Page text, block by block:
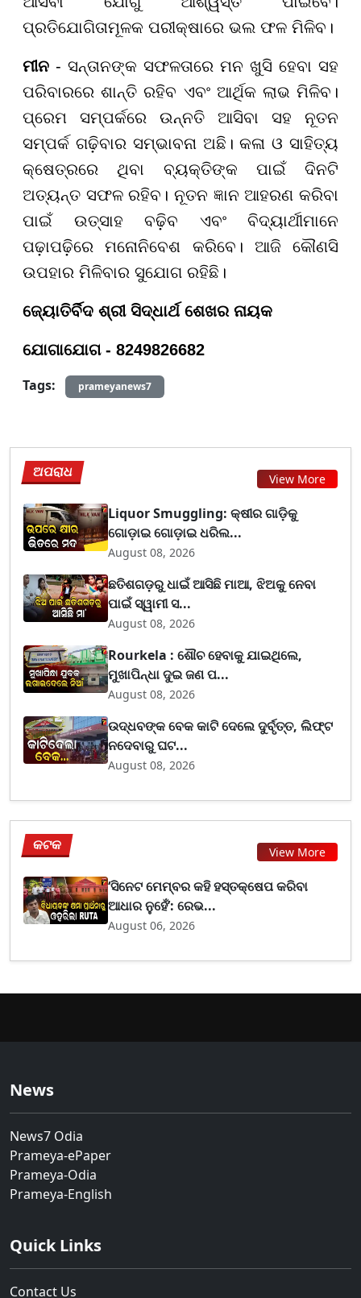
ପ୍ରତିଯୋଗିତାମୂଳକ ପରୀକ୍ଷାରେ ଭଲ ଫଳ ମିଳିବ।
ମୀନ - ସନ୍ତାନଙ୍କ ସଫଳତାରେ ମନ ଖୁସି ହେବା ସହ
ପରିବାରରେ ଶାନ୍ତି ରହିବ ଏବଂ ଆର୍ଥିକ ଲାଭ ମିଳିବ।
ପ୍ରେମ ସମ୍ପର୍କରେ ଉନ୍ନତି ଆସିବା ସହ ନୂତନ
ସମ୍ପର୍କ ଗଢ଼ିବାର ସମ୍ଭାବନା ଅଛି। କଳା ଓ ସାହିତ୍ୟ
କ୍ଷେତ୍ରରେ ଥିବା ବ୍ୟକ୍ତିଙ୍କ ପାଇଁ ଦିନଟି
ଅତ୍ୟନ୍ତ ସଫଳ ରହିବ। ନୂତନ ଜ୍ଞାନ ଆହରଣ କରିବା
ପାଇଁ ଉତ୍ସାହ ବଢ଼ିବ ଏବଂ ବିଦ୍ୟାର୍ଥୀମାନେ
ପଢ଼ାପଢ଼ିରେ ମନୋନିବେଶ କରିବେ। ଆଜି କୌଣସି
ଉପହାର ମିଳିବାର ସୁଯୋଗ ରହିଛି।
ଜ୍ୟୋତିର୍ବିଦ ଶ୍ରୀ ସିଦ୍ଧାର୍ଥ ଶେଖର ନାୟକ
ଯୋଗାଯୋଗ - 8249826682
Tags:
prameyanews7
ଅପରାଧ View More
Liquor Smuggling: କ୍ଷୀର ଗାଡ଼ିକୁ
ଗୋଡ଼ାଇ ଗୋଡ଼ାଇ ଧରିଲ...
August 08, 2026
ଛତିଶଗଡ଼ରୁ ଧାଇଁ ଆସିଛି ମାଆ, ଝିଅକୁ ନେବା
ପାଇଁ ସ୍ୱାମୀ ସ...
August 08, 2026
Rourkela : ଶୌଚ ହେବାକୁ ଯାଇଥିଲେ,
ମୁଖାପିନ୍ଧା ଦୁଇ ଜଣ ପ...
August 08, 2026
ଉଦ୍ଧବଙ୍କ ବେକ କାଟି ଦେଲେ ଦୁର୍ବୃତ୍ତ, ଲିଫ୍ଟ
ନଦେବାରୁ ଘଟ...
August 08, 2026
କଟକ View More
‘ସିନେଟ ମେମ୍ବର କହି ହସ୍ତକ୍ଷେପ କରିବା
ଆଧାର ନୁହେଁ’: ରେଭ...
August 06, 2026
News
News7 Odia
Prameya-ePaper
Prameya-Odia
Prameya-English
Quick Links
Contact Us